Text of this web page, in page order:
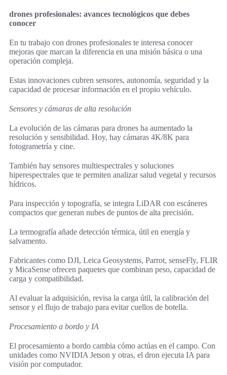
drones profesionales: avances tecnológicos que debes
conocer
En tu trabajo con drones profesionales te interesa conocer
mejoras que marcan la diferencia en una misión básica o una
operación compleja.
Estas innovaciones cubren sensores, autonomía, seguridad y la
capacidad de procesar información en el propio vehículo.
Sensores y cámaras de alta resolución
La evolución de las cámaras para drones ha aumentado la
resolución y sensibilidad. Hoy, hay cámaras 4K/8K para
fotogrametría y cine.
También hay sensores multiespectrales y soluciones
hiperespectrales que te permiten analizar salud vegetal y recursos
hídricos.
Para inspección y topografía, se integra LiDAR con escáneres
compactos que generan nubes de puntos de alta precisión.
La termografía añade detección térmica, útil en energía y
salvamento.
Fabricantes como DJI, Leica Geosystems, Parrot, senseFly, FLIR
y MicaSense ofrecen paquetes que combinan peso, capacidad de
carga y compatibilidad.
Al evaluar la adquisición, revisa la carga útil, la calibración del
sensor y el flujo de trabajo para evitar cuellos de botella.
Procesamiento a bordo y IA
El procesamiento a bordo cambia cómo actúas en el campo. Con
unidades como NVIDIA Jetson y otras, el dron ejecuta IA para
visión por computador.